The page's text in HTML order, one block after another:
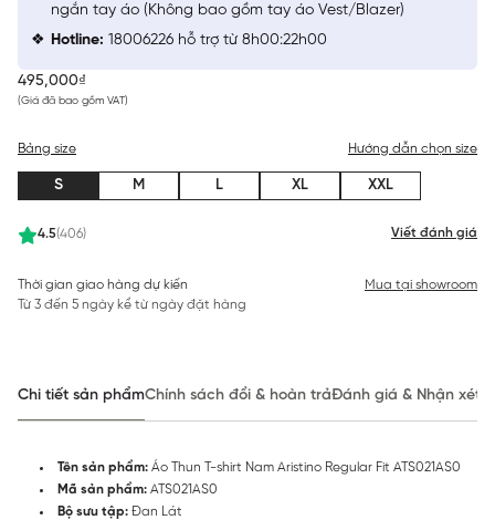
495,000₫
(Giá đã bao gồm VAT)
4.5(406) Viết đánh giá
Bảng size Hướng dẫn chọn size
S M L XL XXL
Thời gian giao hàng dự kiến
Từ 3 đến 5 ngày kể từ ngày đặt hàng
Mua tại showroom
ngắn tay áo (Không bao gồm tay áo Vest/Blazer)
Hotline: 18006226 hỗ trợ từ 8h00:22h00
Chi tiết sản phẩmChính sách đổi & hoàn trảĐánh giá & Nhận xét
Tên sản phẩm: Áo Thun T-shirt Nam Aristino Regular Fit ATS021AS0
Mã sản phẩm: ATS021AS0
Bộ sưu tập: Đan Lát